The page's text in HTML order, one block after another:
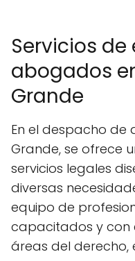
Servicios
abogados
Grande
En el despacho de
Grande, se ofrece
servicios legales
diversas
equipo de
capacitados y con
áreas del derecho,